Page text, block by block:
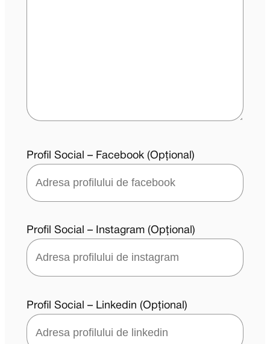
Profil Social – Facebook (Opțional)
Profil Social – Instagram (Opțional)
Profil Social – Linkedin (Opțional)